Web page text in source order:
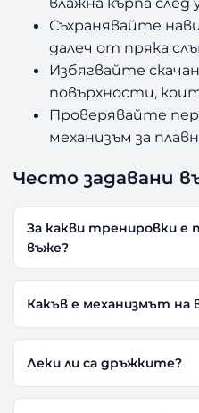
Съхранявайте
далеч от пряка
Избягвайте
повърхности,
Проверявайте
механизъм за
Често задавани
За какви тренировки е
въже?
Какъв е механизмът на
Леки ли са дръжките?